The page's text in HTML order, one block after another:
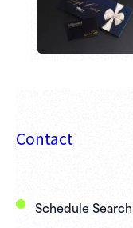
Contact
Schedule Search